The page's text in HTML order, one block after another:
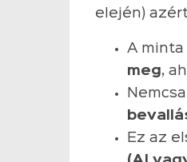
elején)
A
meg,
Ez az